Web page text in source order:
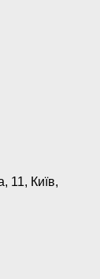
11, Київ,